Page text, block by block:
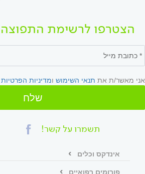
הצטרפו לרשימת התפוצה
אני מאשר/ת את תנאי השימוש ומדיניות הפרטיות
שלח
תשמרו על קשר!
אינדקס וכלים
פורומים רפואיים